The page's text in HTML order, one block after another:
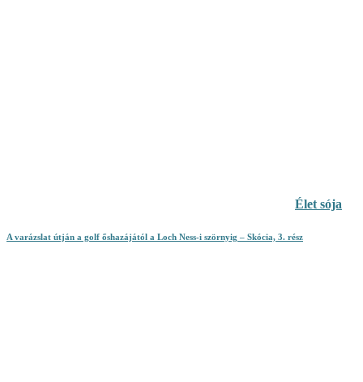
Élet sója
A varázslat útján a golf őshazájától a Loch Ness-i szörnyig – Skócia, 3. rész